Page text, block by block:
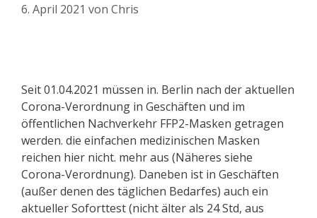
6. April 2021 von Chris
Seit 01.04.2021 müssen in. Berlin nach der aktuellen
Corona-Verordnung in Geschäften und im
öffentlichen Nachverkehr FFP2-Masken getragen
werden. die einfachen medizinischen Masken
reichen hier nicht. mehr aus (Näheres siehe
Corona-Verordnung). Daneben ist in Geschäften
(außer denen des täglichen Bedarfes) auch ein
aktueller Soforttest (nicht älter als 24 Std, aus